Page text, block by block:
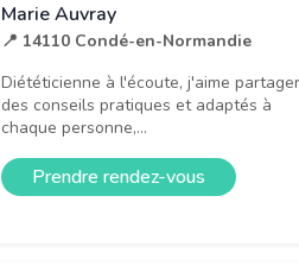
Marie Auvray
📍 14110 Condé-en-Normandie
Diététicienne à l'écoute, j'aime partager
des conseils pratiques et adaptés à
chaque personne,...
Prendre rendez-vous